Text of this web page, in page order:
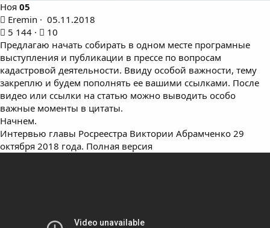
Ноя 05
Eremin
05.11.2018
5 144
10
Предлагаю начать собирать в одном месте програмные
выступления и публикации в прессе по вопросам
кадастровой деятельности. Ввиду особой важности, тему
закреплю и будем пополнять ее вашими ссылками. После
видео или ссылки на статью можно выводить особо
важные моменты в цитаты.
Начнем.
Интервью главы Росреестра Виктории Абрамченко 29
октября 2018 года. Полная версия